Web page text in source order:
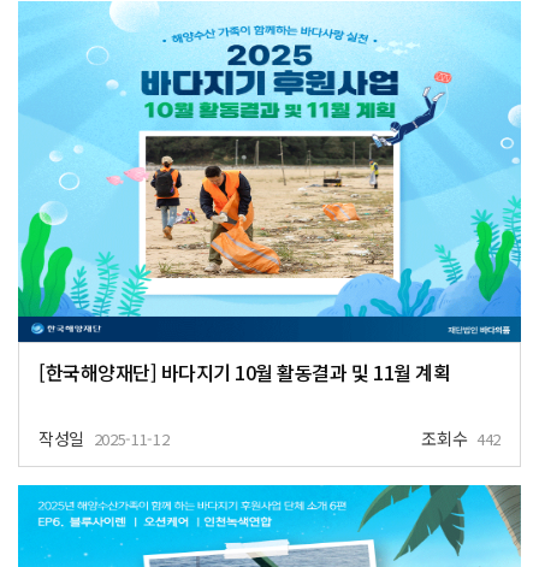
[한국해양재단] 바다지기 10월 활동결과 및 11월 계획
작성일 2025-11-12 조회수 442